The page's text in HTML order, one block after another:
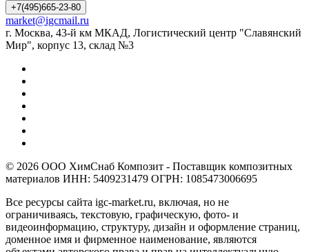
+7(495)665-23-80
market@igcmail.ru
г. Москва, 43-й км МКАД, Логистический центр "Славянский
Мир", корпус 13, склад №3
© 2026 ООО ХимСнаб Композит - Поставщик композитных
материалов ИНН: 5409231479 ОГРН: 1085473006695
Все ресурсы сайта igc-market.ru, включая, но не
ограничиваясь, текстовую, графическую, фото- и
видеоинформацию, структуру, дизайн и оформление страниц,
доменное имя и фирменное наименование, являются